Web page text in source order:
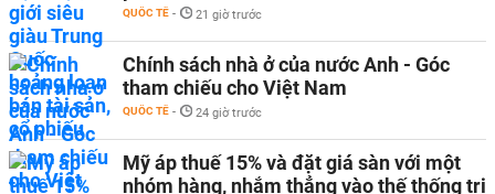
QUỐC TẾ - 21 giờ trước
Chính sách nhà ở của nước Anh - Góc
tham chiếu cho Việt Nam
QUỐC TẾ - 24 giờ trước
Mỹ áp thuế 15% và đặt giá sàn với một
nhóm hàng, nhắm thẳng vào thế thống trị